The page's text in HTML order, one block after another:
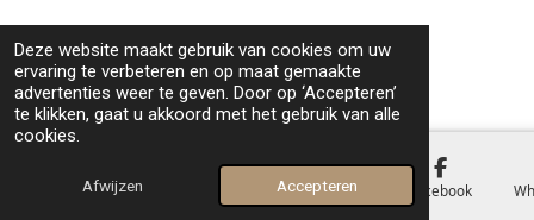
Deze website maakt gebruik van cookies om uw
ervaring te verbeteren en op maat gemaakte
advertenties weer te geven. Door op ‘Accepteren’
te klikken, gaat u akkoord met het gebruik van alle
cookies.
Afwijzen Accepteren
E-mailadres Kaart Facebook